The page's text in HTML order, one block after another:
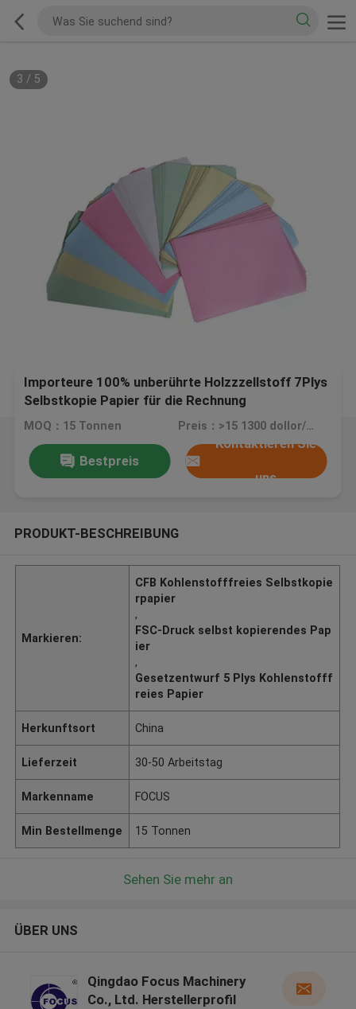
3 / 5
Importeure 100% unberührte Holzzzellstoff 7Plys
Selbstkopie Papier für die Rechnung
MOQ：15 Tonnen Preis：>15 1300 dollor/ton
Bestpreis
Kontaktieren Sie
uns
PRODUKT-BESCHREIBUNG
Markieren:
CFB Kohlenstofffreies Selbstkopie
rpapier
,
FSC-Druck selbst kopierendes Pap
ier
,
Gesetzentwurf 5 Plys Kohlenstofff
reies Papier
Herkunftsort China
Lieferzeit 30-50 Arbeitstag
Markenname FOCUS
Min Bestellmenge 15 Tonnen
Sehen Sie mehr an
ÜBER UNS
Qingdao Focus Machinery
Co., Ltd. Herstellerprofil